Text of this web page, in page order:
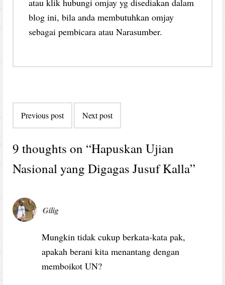
atau klik hubungi omjay yg disediakan dalam
blog ini, bila anda membutuhkan omjay
sebagai pembicara atau Narasumber.
navigation
Previous post Next post
9 thoughts on “Hapuskan Ujian
Nasional yang Digagas Jusuf Kalla”
Gilig
Mungkin tidak cukup berkata-kata pak,
apakah berani kita menantang dengan
memboikot UN?